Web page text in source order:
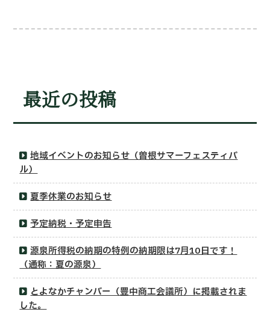
最近の投稿
地域イベントのお知らせ（曽根サマーフェスティバ
ル）
夏季休業のお知らせ
予定納税・予定申告
源泉所得税の納期の特例の納期限は7月10日です！
（通称：夏の源泉）
とよなかチャンバー（豊中商工会議所）に掲載されま
した。